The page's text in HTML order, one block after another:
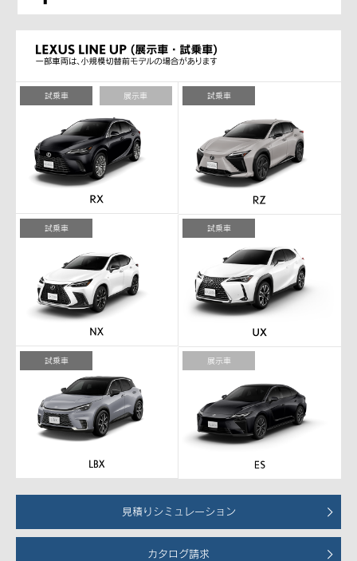
試乗車 展示車 試乗車
試乗車 試乗車
試乗車 展示車
見積りシミュレーション
カタログ請求